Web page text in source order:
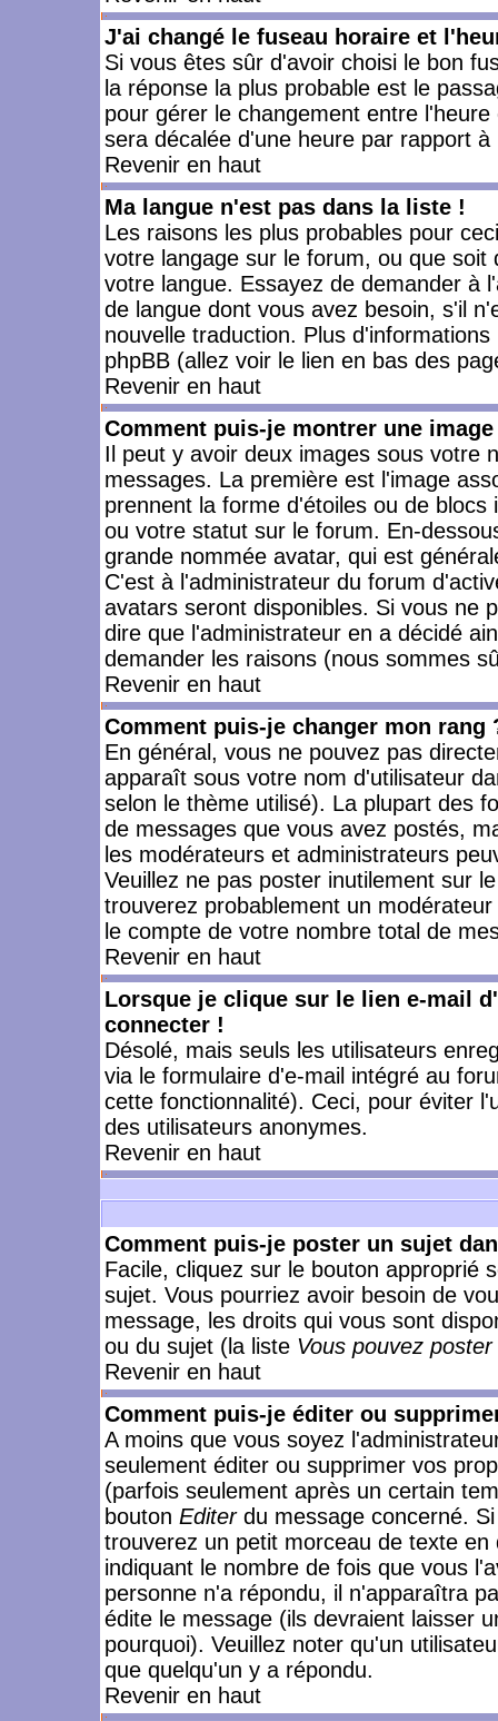
J'ai changé le fuseau horaire et
Si vous êtes sûr d'avoir choisi le bon
la réponse la plus probable est le
pour gérer le changement entre
sera décalée d'une heure par rapport à
Revenir en haut
Ma langue n'est pas dans la liste !
Les raisons les plus probables pour
votre langage sur le forum, ou que
votre langue. Essayez de demander à
de langue dont vous avez besoin, s'il
nouvelle traduction. Plus
phpBB (allez voir le lien en bas des
Revenir en haut
Comment puis-je montrer une
Il peut y avoir deux images sous votre
messages. La première est l'image
prennent la forme d'étoiles ou de
ou votre statut sur le forum. En-
grande nommée avatar, qui est
C'est à l'administrateur du forum
avatars seront disponibles. Si vous ne
dire que l'administrateur en a décidé
demander les raisons (nous sommes
Revenir en haut
Comment puis-je changer mon rang
En général, vous ne pouvez pas
apparaît sous votre nom d'utilisateur
selon le thème utilisé). La plupart des
de messages que vous avez postés,
les modérateurs et administrateurs
Veuillez ne pas poster inutilement sur
trouverez probablement un
le compte de votre nombre total de
Revenir en haut
Lorsque je clique sur le lien e-mail
connecter !
Désolé, mais seuls les utilisateurs
via le formulaire d'e-mail intégré au
cette fonctionnalité). Ceci, pour éviter
des utilisateurs anonymes.
Revenir en haut
Comment puis-je poster un sujet
Facile, cliquez sur le bouton approprié
sujet. Vous pourriez avoir besoin de
message, les droits qui vous sont
ou du sujet (la liste Vous pouvez
Revenir en haut
Comment puis-je éditer ou
A moins que vous soyez
seulement éditer ou supprimer vos
(parfois seulement après un certain
bouton Editerdu message concerné.
trouverez un petit morceau de texte
indiquant le nombre de fois que vous
personne n'a répondu, il n'apparaîtra
édite le message (ils devraient laisser
pourquoi). Veuillez noter qu'un
que quelqu'un y a répondu.
Revenir en haut